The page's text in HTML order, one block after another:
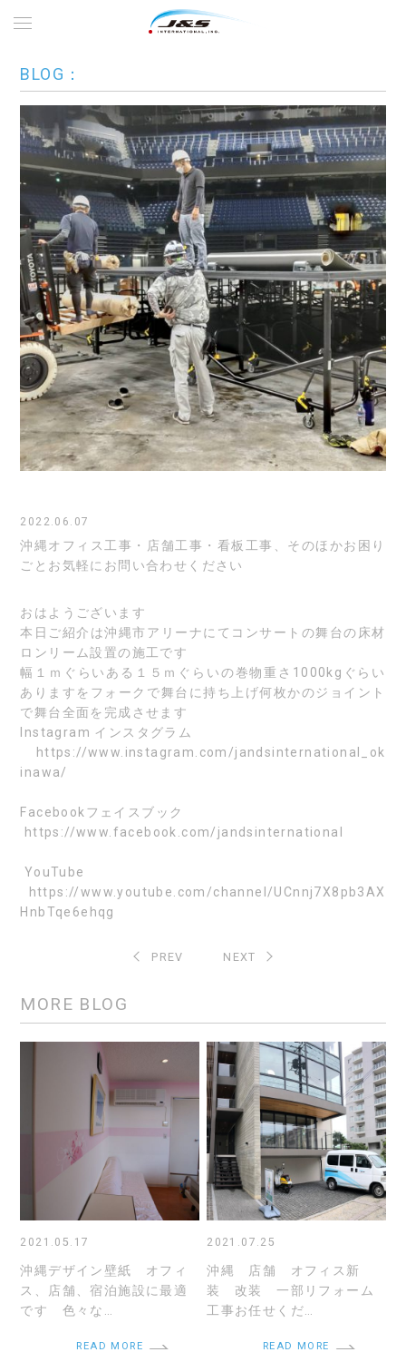
BLOG：
2022.06.07
沖縄オフィス工事・店舗工事・看板工事、そのほかお困り
ごとお気軽にお問い合わせください
おはようございます
本日ご紹介は沖縄市アリーナにてコンサートの舞台の床材
ロンリーム設置の施工です
幅１ｍぐらいある１５ｍぐらいの巻物重さ1000kgぐらい
ありますをフォークで舞台に持ち上げ何枚かのジョイント
で舞台全面を完成させます
Instagram インスタグラム
https://www.instagram.com/jandsinternational_ok
inawa/
Facebookフェイスブック
https://www.facebook.com/jandsinternational
YouTube
https://www.youtube.com/channel/UCnnj7X8pb3AX
HnbTqe6ehqg
PREV NEXT
MORE BLOG
2021.05.17
沖縄デザイン壁紙 オフィ
ス、店舗、宿泊施設に最適
です 色々な…
READ MORE
2021.07.25
沖縄 店舗 オフィス新
装 改装 一部リフォーム
工事お任せくだ…
READ MORE